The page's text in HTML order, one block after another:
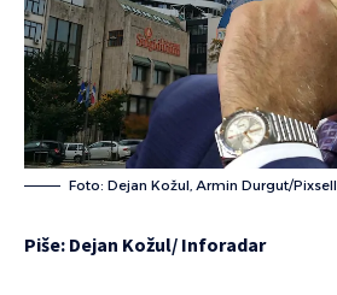
Foto: Dejan Kožul, Armin Durgut/Pixsell
Piše: Dejan Kožul/ Inforadar